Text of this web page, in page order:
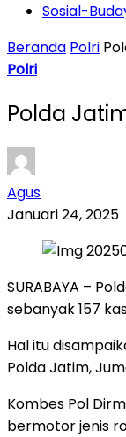
Sosial-
Beranda Polri
Polri
Polda
Agus
Januari 24, 2025
SURABAYA –
sebanyak 157
Hal itu
Polda Jatim,
Kombes Pol
bermotor jenis